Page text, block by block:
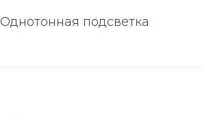
Однотонная подсветка